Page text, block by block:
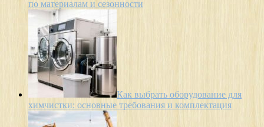
по материалам и сезонности
Как выбрать оборудование для
химчистки: основные требования и комплектация